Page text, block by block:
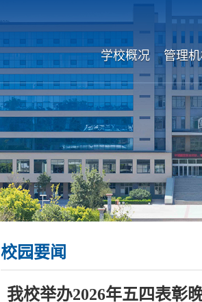
学校概况 管理
校园要闻
我校举办2026年五四表彰